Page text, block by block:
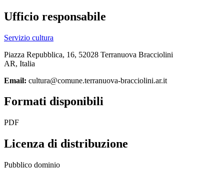
Ufficio responsabile
Servizio cultura
Piazza Repubblica, 16, 52028 Terranuova Bracciolini
AR, Italia
Email: cultura@comune.terranuova-bracciolini.ar.it
Formati disponibili
PDF
Licenza di distribuzione
Pubblico dominio